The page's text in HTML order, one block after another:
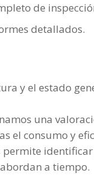
de
detallados.
y el estado
una
el consumo y
permite
a tiempo.